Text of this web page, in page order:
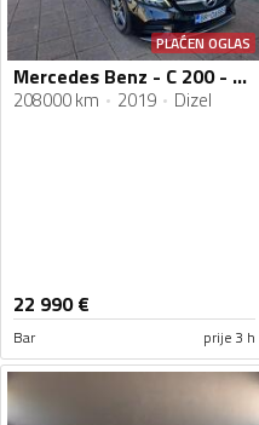
PLAĆEN OGLAS
Mercedes Benz - C 200 - c200 cdi
208000 km 2019 Dizel
22 990€
Bar prije 3 h